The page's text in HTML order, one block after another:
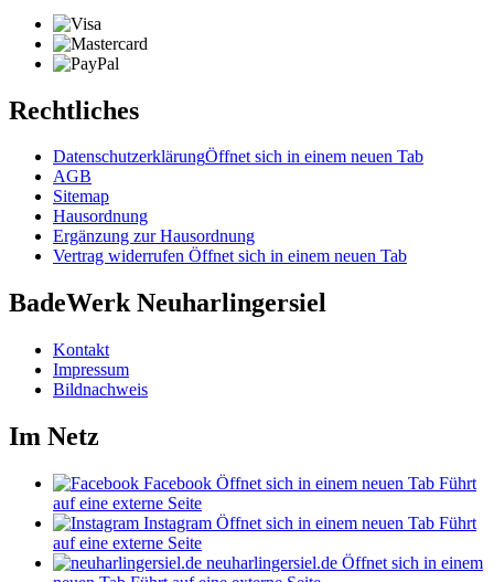
Rechtliches
DatenschutzerklärungÖffnet sich in einem neuen Tab
AGB
Sitemap
Hausordnung
Ergänzung zur Hausordnung
Vertrag widerrufen Öffnet sich in einem neuen Tab
BadeWerk Neuharlingersiel
Kontakt
Impressum
Bildnachweis
Im Netz
Facebook Öffnet sich in einem neuen Tab Führt
auf eine externe Seite
Instagram Öffnet sich in einem neuen Tab Führt
auf eine externe Seite
neuharlingersiel.de Öffnet sich in einem